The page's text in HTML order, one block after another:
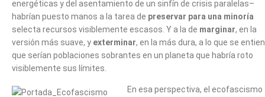
energéticas y del asentamiento de un sinfín de crisis paralelas–
habrían puesto manos a la tarea de preservar para una minoría
selecta recursos visiblemente escasos. Y a la de marginar, en la
versión más suave, y exterminar, en la más dura, a lo que se
que serían poblaciones sobrantes en un planeta que habría roto
visiblemente sus límites.
En esa perspectiva, el ecofascismo